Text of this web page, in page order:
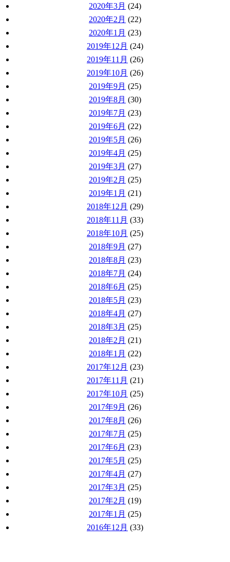
2020年3月 (24)
2020年2月 (22)
2020年1月 (23)
2019年12月 (24)
2019年11月 (26)
2019年10月 (26)
2019年9月 (25)
2019年8月 (30)
2019年7月 (23)
2019年6月 (22)
2019年5月 (26)
2019年4月 (25)
2019年3月 (27)
2019年2月 (25)
2019年1月 (21)
2018年12月 (29)
2018年11月 (33)
2018年10月 (25)
2018年9月 (27)
2018年8月 (23)
2018年7月 (24)
2018年6月 (25)
2018年5月 (23)
2018年4月 (27)
2018年3月 (25)
2018年2月 (21)
2018年1月 (22)
2017年12月 (23)
2017年11月 (21)
2017年10月 (25)
2017年9月 (26)
2017年8月 (26)
2017年7月 (25)
2017年6月 (23)
2017年5月 (25)
2017年4月 (27)
2017年3月 (25)
2017年2月 (19)
2017年1月 (25)
2016年12月 (33)